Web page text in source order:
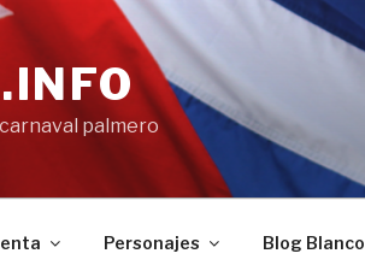
palmero
Personajes Blog Blanco